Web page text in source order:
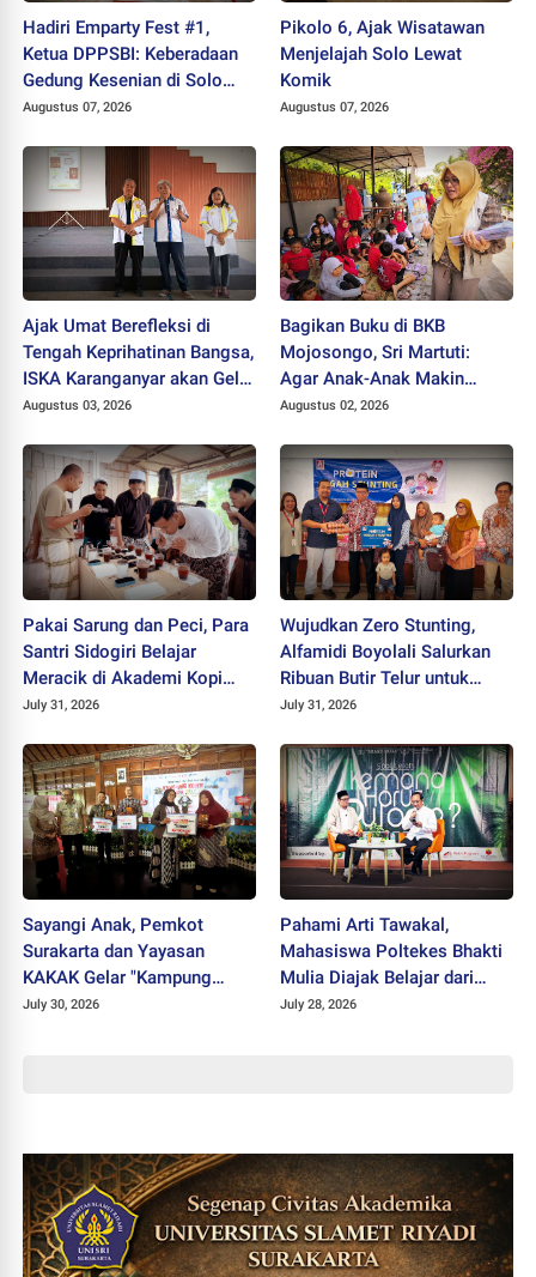
Hadiri Emparty Fest #1,
Ketua DPPSBI: Keberadaan
Gedung Kesenian di Solo
Sangat Mendesak
Augustus 07, 2026
Pikolo 6, Ajak Wisatawan
Menjelajah Solo Lewat
Komik
Augustus 07, 2026
Ajak Umat Berefleksi di
Tengah Keprihatinan Bangsa,
ISKA Karanganyar akan Gelar
"Mlampah Ziarah"
Augustus 03, 2026
Bagikan Buku di BKB
Mojosongo, Sri Martuti:
Agar Anak-Anak Makin
Kreatif
Augustus 02, 2026
Pakai Sarung dan Peci, Para
Santri Sidogiri Belajar
Meracik di Akademi Kopi
Santri
July 31, 2026
Wujudkan Zero Stunting,
Alfamidi Boyolali Salurkan
Ribuan Butir Telur untuk
Balita Sleman
July 31, 2026
Sayangi Anak, Pemkot
Surakarta dan Yayasan
KAKAK Gelar "Kampung
Keren Tanpa Rokok Award
July 30, 2026
Pahami Arti Tawakal,
Mahasiswa Poltekes Bhakti
Mulia Diajak Belajar dari
Cicak
July 28, 2026